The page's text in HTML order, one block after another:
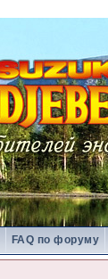
FAQ по форуму